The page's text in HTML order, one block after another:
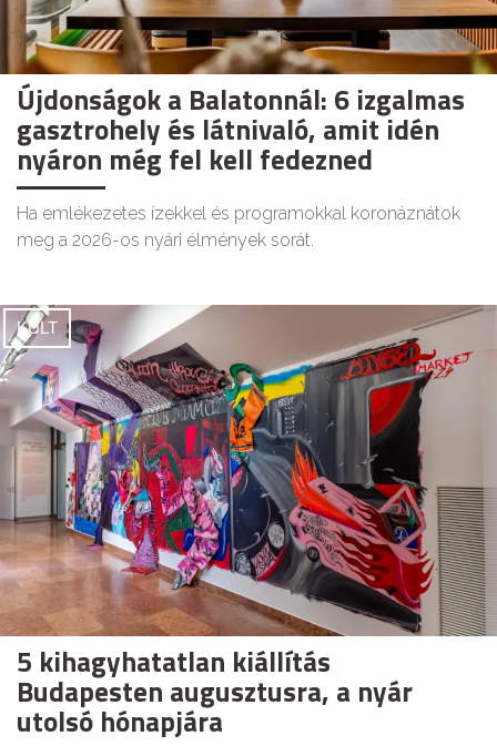
Újdonságok a Balatonnál: 6 izgalmas
gasztrohely és látnivaló, amit idén
nyáron még fel kell fedezned
Ha emlékezetes ízekkel és programokkal koronáznátok
meg a 2026-os nyári élmények sorát.
KULT
5 kihagyhatatlan kiállítás
Budapesten augusztusra, a nyár
utolsó hónapjára